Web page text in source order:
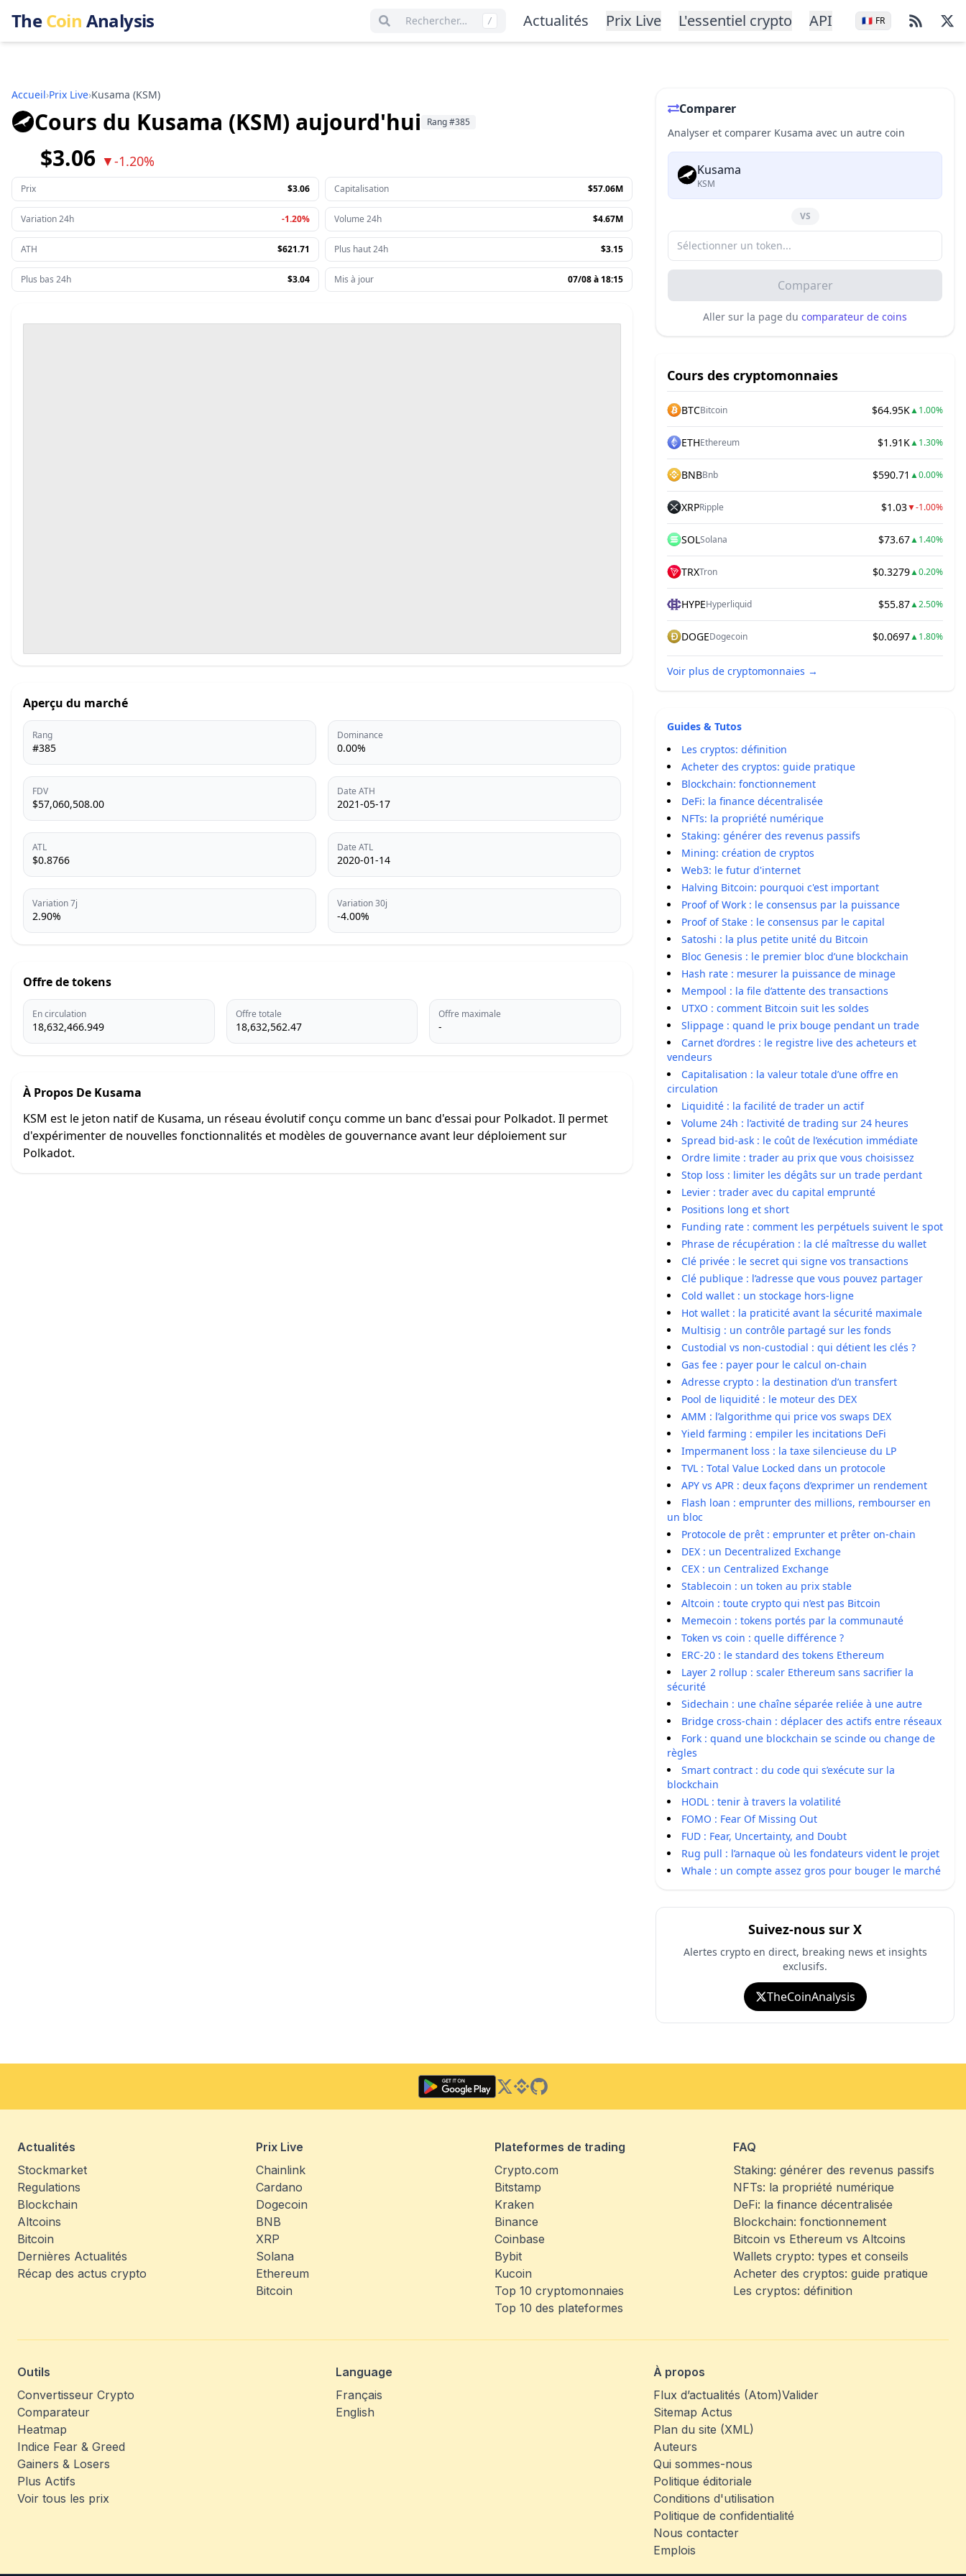
TheCoin Analysis Rechercher… / Actualités Prix Live L'essentiel crypto API 🇫🇷 FR
Accueil›Prix Live›Kusama (KSM)
Cours du Kusama (KSM) aujourd'hui Rang#385
$3.06 ▼-1.20%
Prix $3.06 Capitalisation $57.06M
Variation 24h -1.20% Volume 24h $4.67M
ATH $621.71 Plus haut 24h $3.15
Plus bas 24h $3.04 Mis à jour 07/08 à 18:15
Aperçu du marché
Rang
#385
Dominance
0.00%
FDV
$57,060,508.00
Date ATH
2021-05-17
ATL
$0.8766
Date ATL
2020-01-14
Variation 7j
2.90%
Variation 30j
-4.00%
Offre de tokens
En circulation
18,632,466.949
Offre totale
18,632,562.47
Offre maximale
-
À Propos De Kusama
KSM est le jeton natif de Kusama, un réseau évolutif conçu comme un banc d'essai pour Polkadot. Il permet
d'expérimenter de nouvelles fonctionnalités et modèles de gouvernance avant leur déploiement sur
Polkadot.
Comparer
Analyser et comparer Kusama avec un autre coin
Kusama
KSM
VS
Comparer
Aller sur la page du comparateur de coins
Cours des cryptomonnaies
BTCBitcoin $64.95K▲1.00%
ETHEthereum $1.91K▲1.30%
BNBBnb $590.71 ▲0.00%
XRPRipple $1.03▼-1.00%
SOLSolana $73.67▲1.40%
TRXTron $0.3279▲0.20%
HYPEHyperliquid $55.87▲2.50%
DOGEDogecoin $0.0697▲1.80%
Voir plus de cryptomonnaies →
Guides & Tutos
Les cryptos: définition
Acheter des cryptos: guide pratique
Blockchain: fonctionnement
DeFi: la finance décentralisée
NFTs: la propriété numérique
Staking: générer des revenus passifs
Mining: création de cryptos
Web3: le futur d'internet
Halving Bitcoin: pourquoi c'est important
Proof of Work : le consensus par la puissance
Proof of Stake : le consensus par le capital
Satoshi : la plus petite unité du Bitcoin
Bloc Genesis : le premier bloc d’une blockchain
Hash rate : mesurer la puissance de minage
Mempool : la file d’attente des transactions
UTXO : comment Bitcoin suit les soldes
Slippage : quand le prix bouge pendant un trade
Carnet d’ordres : le registre live des acheteurs et
vendeurs
Capitalisation : la valeur totale d’une offre en
circulation
Liquidité : la facilité de trader un actif
Volume 24h : l’activité de trading sur 24 heures
Spread bid-ask : le coût de l’exécution immédiate
Ordre limite : trader au prix que vous choisissez
Stop loss : limiter les dégâts sur un trade perdant
Levier : trader avec du capital emprunté
Positions long et short
Funding rate : comment les perpétuels suivent le spot
Phrase de récupération : la clé maîtresse du wallet
Clé privée : le secret qui signe vos transactions
Clé publique : l’adresse que vous pouvez partager
Cold wallet : un stockage hors-ligne
Hot wallet : la praticité avant la sécurité maximale
Multisig : un contrôle partagé sur les fonds
Custodial vs non-custodial : qui détient les clés ?
Gas fee : payer pour le calcul on-chain
Adresse crypto : la destination d’un transfert
Pool de liquidité : le moteur des DEX
AMM : l’algorithme qui price vos swaps DEX
Yield farming : empiler les incitations DeFi
Impermanent loss : la taxe silencieuse du LP
TVL : Total Value Locked dans un protocole
APY vs APR : deux façons d’exprimer un rendement
Flash loan : emprunter des millions, rembourser en
un bloc
Protocole de prêt : emprunter et prêter on-chain
DEX : un Decentralized Exchange
CEX : un Centralized Exchange
Stablecoin : un token au prix stable
Altcoin : toute crypto qui n’est pas Bitcoin
Memecoin : tokens portés par la communauté
Token vs coin : quelle différence ?
ERC-20 : le standard des tokens Ethereum
Layer 2 rollup : scaler Ethereum sans sacrifier la
sécurité
Sidechain : une chaîne séparée reliée à une autre
Bridge cross-chain : déplacer des actifs entre réseaux
Fork : quand une blockchain se scinde ou change de
règles
Smart contract : du code qui s’exécute sur la
blockchain
HODL : tenir à travers la volatilité
FOMO : Fear Of Missing Out
FUD : Fear, Uncertainty, and Doubt
Rug pull : l’arnaque où les fondateurs vident le projet
Whale : un compte assez gros pour bouger le marché
Suivez-nous sur X
Alertes crypto en direct, breaking news et insights
exclusifs.
TheCoinAnalysis
Twitter
Binance Square
GitHub
Actualités
Stockmarket
Regulations
Blockchain
Altcoins
Bitcoin
Dernières Actualités
Récap des actus crypto
Prix Live
Chainlink
Cardano
Dogecoin
BNB
XRP
Solana
Ethereum
Bitcoin
Plateformes de trading
Crypto.com
Bitstamp
Kraken
Binance
Coinbase
Bybit
Kucoin
Top 10 cryptomonnaies
Top 10 des plateformes
FAQ
Staking: générer des revenus passifs
NFTs: la propriété numérique
DeFi: la finance décentralisée
Blockchain: fonctionnement
Bitcoin vs Ethereum vs Altcoins
Wallets crypto: types et conseils
Acheter des cryptos: guide pratique
Les cryptos: définition
Outils
Convertisseur Crypto
Comparateur
Heatmap
Indice Fear & Greed
Gainers & Losers
Plus Actifs
Voir tous les prix
Language
Français
English
À propos
Flux d’actualités (Atom)Valider
Sitemap Actus
Plan du site (XML)
Auteurs
Qui sommes-nous
Politique éditoriale
Conditions d'utilisation
Politique de confidentialité
Nous contacter
Emplois